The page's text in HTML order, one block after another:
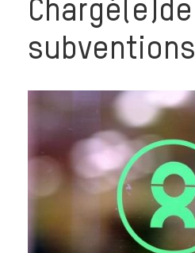
Chargé(e)de
subventions